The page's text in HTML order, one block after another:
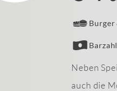
Burger
Neben
auch die